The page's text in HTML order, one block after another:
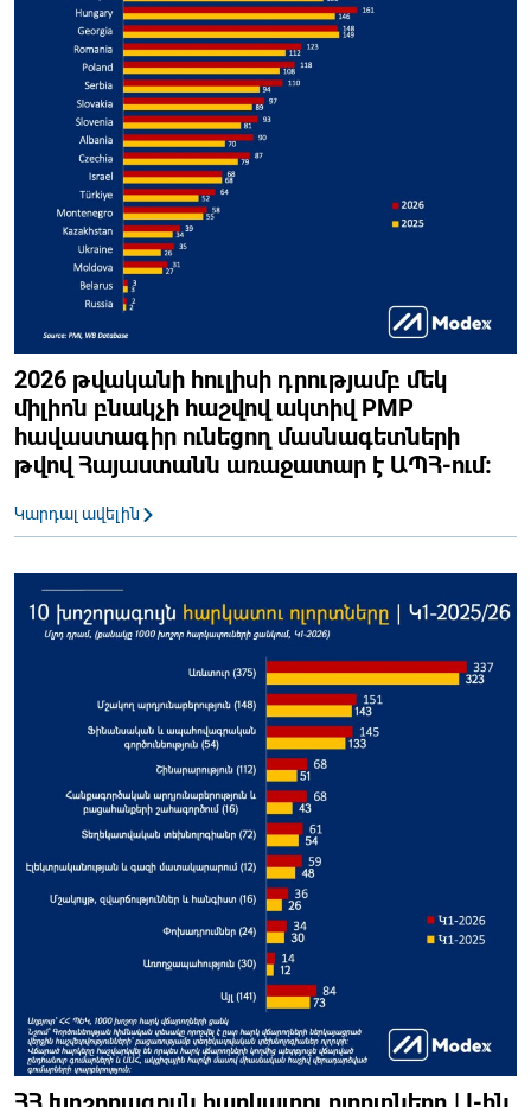
2026 թվականի հուլիսի դրությամբ մեկ
միլիոն բնակչի հաշվով ակտիվ PMP
հավաստագիր ունեցող մասնագետների
թվով Հայաստանն առաջատար է ԱՊՀ-ում։
Կարդալ ավելին